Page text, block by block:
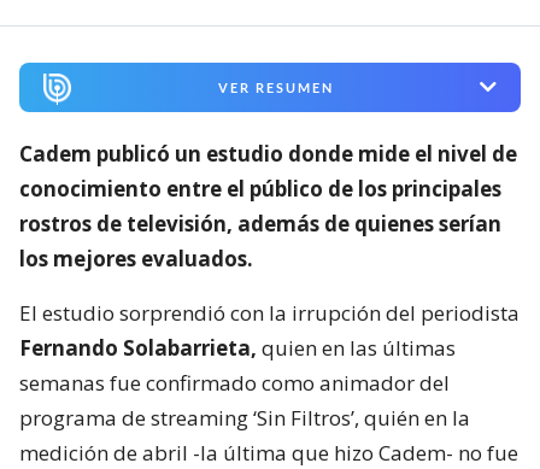
VER RESUMEN
Cadem publicó un estudio donde mide el nivel de
conocimiento entre el público de los principales
rostros de televisión, además de quienes serían
los mejores evaluados.
El estudio sorprendió con la irrupción del periodista
Fernando Solabarrieta, quien en las últimas
semanas fue confirmado como animador del
programa de streaming ‘Sin Filtros’, quién en la
medición de abril -la última que hizo Cadem- no fue